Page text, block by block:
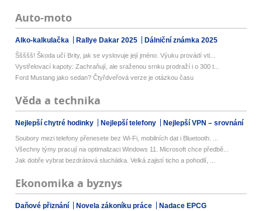
Auto-moto
Alko-kalkulačka Rallye Dakar 2025 Dálniční známka 2025
Ššššš! Škoda učí Brity, jak se vyslovuje její jméno. Výuku provádí vti...
Vystřelovací kapoty: Zachraňují, ale sraženou srnku prodraží i o 300 t...
Ford Mustang jako sedan? Čtyřdveřová verze je otázkou času
Věda a technika
Nejlepší chytré hodinky Nejlepší telefony Nejlepší VPN – srovnání
Soubory mezi telefony přenesete bez Wi-Fi, mobilních dat i Bluetooth. ...
Všechny týmy pracují na optimalizaci Windows 11. Microsoft chce předbě...
Jak dobře vybrat bezdrátová sluchátka. Velká zajistí ticho a pohodlí, ...
Ekonomika a byznys
Daňové přiznání Novela zákoníku práce Nadace EPCG